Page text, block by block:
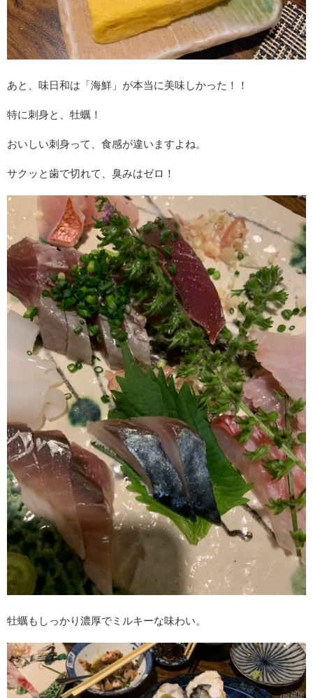
あと、味日和は「海鮮」が本当に美味しかった！！
特に刺身と、牡蠣！
おいしい刺身って、食感が違いますよね。
サクッと歯で切れて、臭みはゼロ！
牡蠣もしっかり濃厚でミルキーな味わい。